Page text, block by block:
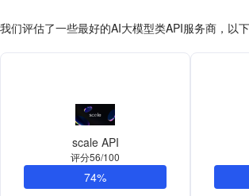
我们评估了一些最好的AI大模型类API服务商，以
scale API
评分56/100
74%